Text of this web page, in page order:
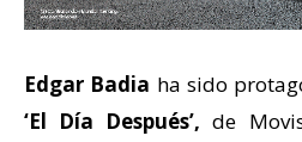
Edgar Badia ha sido
‘El Día Después’, de